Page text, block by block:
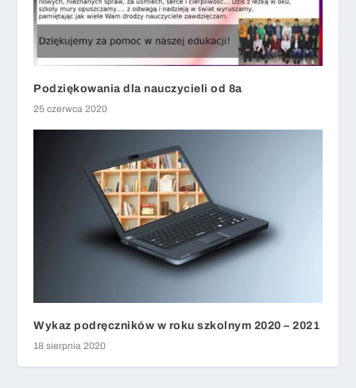
Podziękowania dla nauczycieli od 8a
25 czerwca 2020
Wykaz podręczników w roku szkolnym 2020 – 2021
18 sierpnia 2020